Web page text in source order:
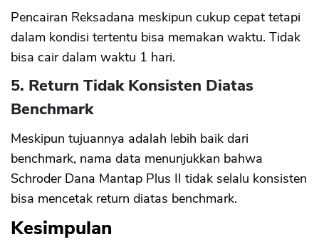
Pencairan Reksadana meskipun cukup cepat tetapi
dalam kondisi tertentu bisa memakan waktu. Tidak
bisa cair dalam waktu 1 hari.
5. Return Tidak Konsisten Diatas
Benchmark
Meskipun tujuannya adalah lebih baik dari
benchmark, nama data menunjukkan bahwa
Schroder Dana Mantap Plus II tidak selalu konsisten
bisa mencetak return diatas benchmark.
Kesimpulan